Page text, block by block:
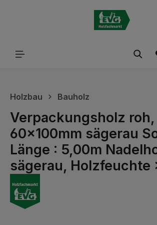
Holzbau Bauholz
Verpackungsholz roh,
60x100mm sägerau
Länge : 5,00m
sägerau, Holzfeuchte